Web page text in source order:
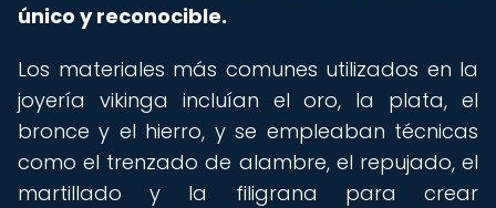
único y reconocible.
Los materiales más comunes utilizados en la
joyería vikinga incluían el oro, la plata, el
bronce y el hierro, y se empleaban técnicas
como el trenzado de alambre, el repujado, el
martillado y la filigrana para crear